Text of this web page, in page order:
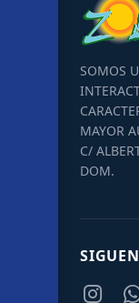
SOMOS
MAYOR
C/
DOM.